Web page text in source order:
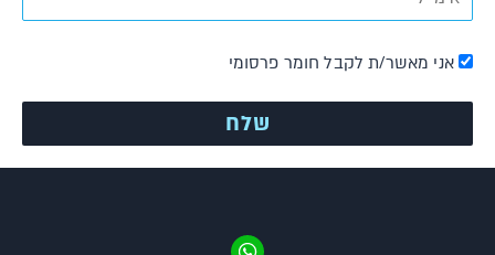
אני מאשר/ת לקבל חומר פרסומי